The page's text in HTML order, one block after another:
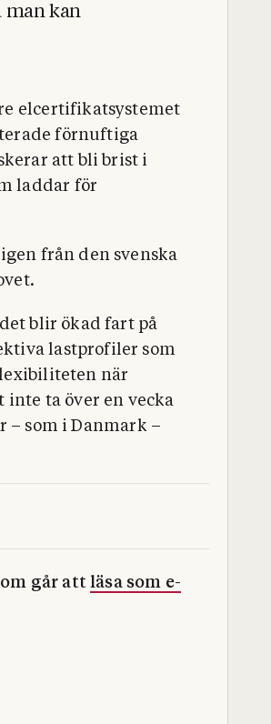
man kan
elcertifikatsystemet
förnuftiga
att bli brist i
laddar för
från den svenska
blir ökad fart på
lastprofiler som
när
inte ta över en vecka
– som i Danmark –
går attläsa som e-